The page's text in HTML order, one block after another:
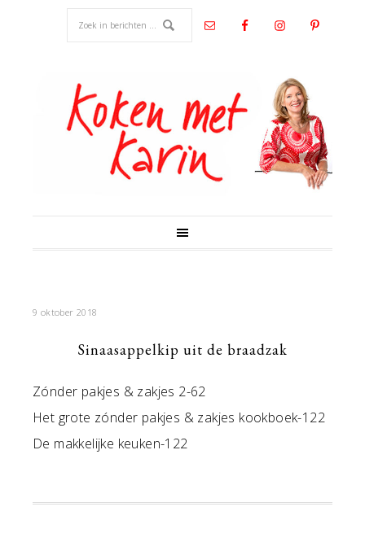
9 oktober 2018
Sinaasappelkip uit de braadzak
Zónder pakjes & zakjes 2-62
Het grote zónder pakjes & zakjes kookboek-122
De makkelijke keuken-122